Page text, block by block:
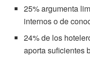
25% argumenta
internos o de
24% de los
aporta suficientes